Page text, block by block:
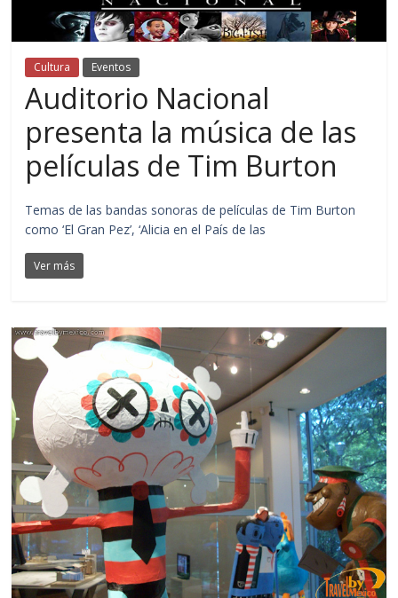
Cultura Eventos
Auditorio Nacional
presenta la música de las
películas de Tim Burton
Temas de las bandas sonoras de películas de Tim Burton
como ‘El Gran Pez’, ‘Alicia en el País de las
Ver más